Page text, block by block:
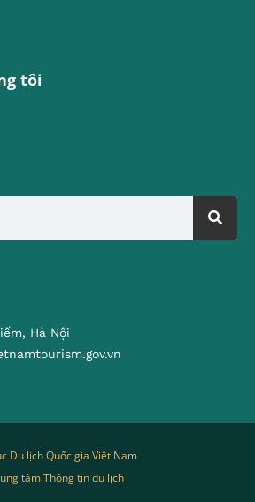
tôi
Hà Nội
Du lịch Quốc gia Việt Nam
tâm Thông tin du lịch